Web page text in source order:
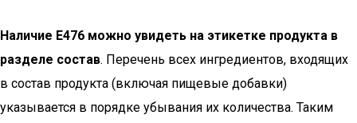
Наличие Е476 можно увидеть на этикетке продукта в
разделе состав. Перечень всех ингредиентов, входящих
в состав продукта (включая пищевые добавки)
указывается в порядке убывания их количества. Таким